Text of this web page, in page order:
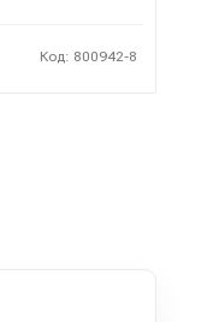
Код: 800942-8